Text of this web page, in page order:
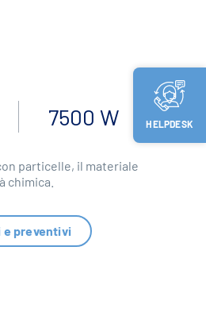
HELPDESK
7500 W
particelle, il materiale
chimica.
e preventivi